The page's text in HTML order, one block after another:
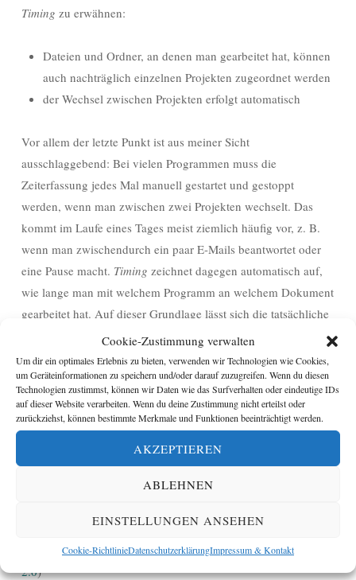
Cookie-Zustimmung verwalten
Um dir ein optimales Erlebnis zu bieten, verwenden wir Technologien wie Cookies,
um Geräteinformationen zu speichern und/oder darauf zuzugreifen. Wenn du diesen
Technologien zustimmst, können wir Daten wie das Surfverhalten oder eindeutige IDs
auf dieser Website verarbeiten. Wenn du deine Zustimmung nicht erteilst oder
zurückziehst, können bestimmte Merkmale und Funktionen beeinträchtigt werden.
AKZEPTIEREN
ABLEHNEN
EINSTELLUNGEN ANSEHEN
Cookie-RichtlinieDatenschutzerklärungImpressum & Kontakt
Timing zu erwähnen:
Dateien und Ordner, an denen man gearbeitet hat, können
auch nachträglich einzelnen Projekten zugeordnet werden
der Wechsel zwischen Projekten erfolgt automatisch
Vor allem der letzte Punkt ist aus meiner Sicht
ausschlaggebend: Bei vielen Programmen muss die
Zeiterfassung jedes Mal manuell gestartet und gestoppt
werden, wenn man zwischen zwei Projekten wechselt. Das
kommt im Laufe eines Tages meist ziemlich häufig vor, z. B.
wenn man zwischendurch ein paar E-Mails beantwortet oder
eine Pause macht. Timing zeichnet dagegen automatisch auf,
wie lange man mit welchem Programm an welchem Dokument
gearbeitet hat. Auf dieser Grundlage lässt sich die tatsächliche
Arbeitszeit auch nachträglich einzelnen Projekten zuteilen,
ohne dass man daran während der Arbeit einen Gedanken
verschwenden muss. Auch der Preis fürTiming(aktuell ca. 10
€,hiergeht’s zur Webseite des Herstellers) ist im Vergleich zu
ähnlichen Software-Angeboten äußerst moderat.
Wie dokumentierst Du Deine Arbeitszeit? Hinterlass einen
Bildnachweis:time by János Balázs onflickr.com
commons-Lizenz, bestimmte Rechte vorbehalten:CC BY-SA
2.0)